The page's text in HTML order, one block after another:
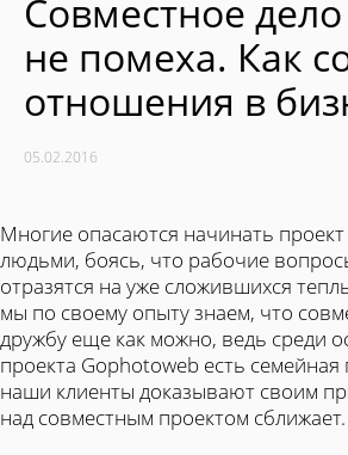
Совместное
не помеха. Как
отношения в
05.02.2016
Многие опасаются начинать
людьми, боясь, что рабочие
отразятся на уже сложившихся
мы по своему опыту знаем, что
дружбу еще как можно, ведь среди
проекта Gophotoweb есть
наши клиенты доказывают своим
над совместным проектом сближает.